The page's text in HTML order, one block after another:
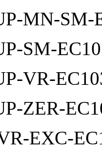
MN-SM-
SM-
VR-
ZER-
EXC-